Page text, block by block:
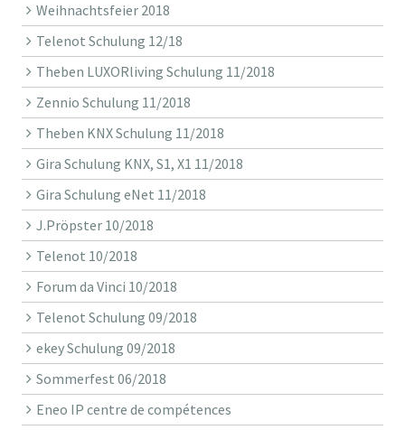
Weihnachtsfeier 2018
Telenot Schulung 12/18
Theben LUXORliving Schulung 11/2018
Zennio Schulung 11/2018
Theben KNX Schulung 11/2018
Gira Schulung KNX, S1, X1 11/2018
Gira Schulung eNet 11/2018
J.Pröpster 10/2018
Telenot 10/2018
Forum da Vinci 10/2018
Telenot Schulung 09/2018
ekey Schulung 09/2018
Sommerfest 06/2018
Eneo IP centre de compétences